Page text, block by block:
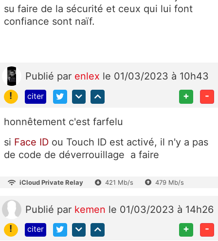
su faire de la sécurité et ceux qui lui font
confiance sont naïf.
Publié par enlex le 01/03/2023 à 10h43
!
citer + -
honnêtement c'est farfelu
si Face ID ou Touch ID est activé, il n'y a pas
de code de déverrouillage a faire
iCloud Private Relay 421 Mb/s 479 Mb/s
Publié par kemen le 01/03/2023 à 14h26
!
citer + -